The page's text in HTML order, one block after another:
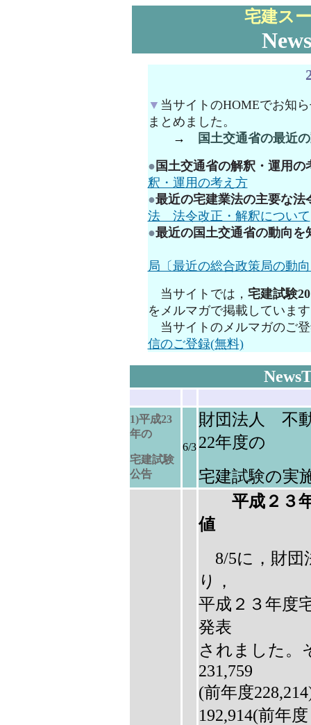
宅建ス
▼ 当サイトのHOMEでお知
まとめました。
→
国土交通省の最近
● 国土交通省の解釈・運用
釈・運用の考え方
●最近の宅建業法の主要な
法 法令改正・解釈について
●最近の国土交通省の動向を
局〔最近の総合政策局の動
当サイトでは， 宅建試験
をメルマガで掲載していま
当サイトのメルマガのご
信のご登録(無料)
1)平成23
年の
宅建試験
公告
6/3
財団法人 不
22年度の
宅建試験の実
平成２３
値
8/5に，財団
り，
平成２３年度
発表
されました。
231,759
(前年度
192,914(前年度